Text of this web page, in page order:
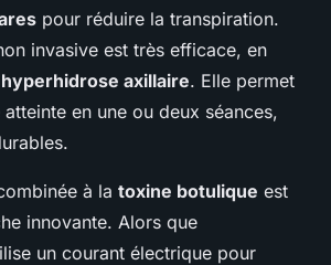
pour réduire la transpiration.
invasive est très efficace, en
hyperhidrose axillaire. Elle permet
en une ou deux séances,
à la toxine botulique est
innovante. Alors que
un courant électrique pour